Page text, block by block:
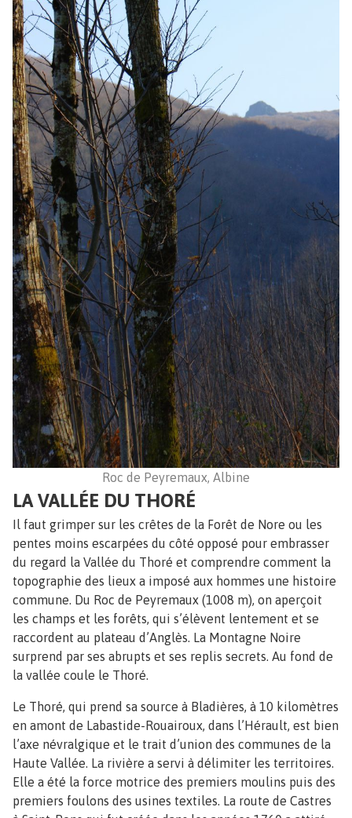
Roc de Peyremaux, Albine
LA VALLÉE DU THORÉ
Il faut grimper sur les crêtes de la Forêt de Nore ou les
pentes moins escarpées du côté opposé pour embrasser
du regard la Vallée du Thoré et comprendre comment la
topographie des lieux a imposé aux hommes une histoire
commune. Du Roc de Peyremaux (1008 m), on aperçoit
les champs et les forêts, qui s’élèvent lentement et se
raccordent au plateau d’Anglès. La Montagne Noire
surprend par ses abrupts et ses replis secrets. Au fond de
la vallée coule le Thoré.
Le Thoré, qui prend sa source à Bladières, à 10 kilomètres
en amont de Labastide-Rouairoux, dans l’Hérault, est bien
l’axe névralgique et le trait d’union des communes de la
Haute Vallée. La rivière a servi à délimiter les territoires.
Elle a été la force motrice des premiers moulins puis des
premiers foulons des usines textiles. La route de Castres